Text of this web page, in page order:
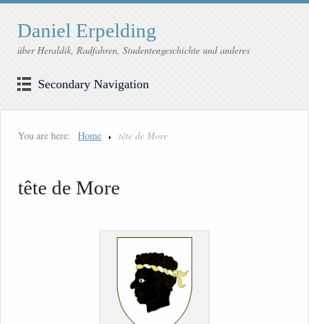
Daniel Erpelding
über Heraldik, Radfahren, Studentengeschichte und anderes
Secondary Navigation
You are here: Home tête de More
tête de More